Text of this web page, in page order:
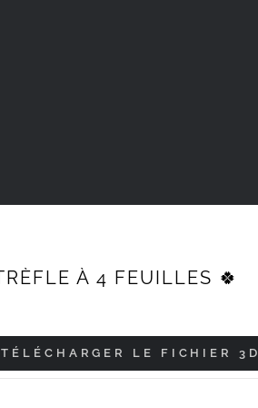
À 4 FEUILLES 🍀
TÉLÉCHARGER LE FICHIER 3D